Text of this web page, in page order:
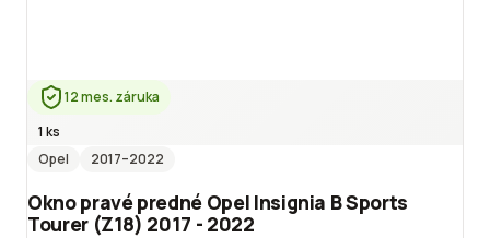
12 mes. záruka
1 ks
Opel
2017–2022
Okno pravé predné Opel Insignia B Sports
Tourer (Z18) 2017 - 2022